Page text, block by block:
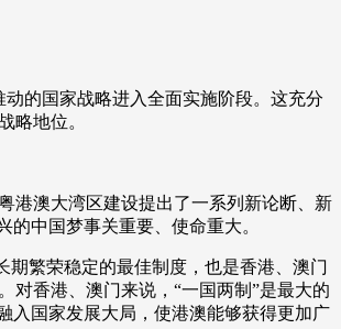
数智 5G 产业+
网展 央央好物
的国家战略进入全面实施阶段。这充分
略地位。
澳大湾区建设提出了一系列新论断、新
中国梦事关重要、使命重大。
繁荣稳定的最佳制度，也是香港、澳门
对香港、澳门来说，“一国两制”是最大的
入国家发展大局，使港澳能够获得更加广